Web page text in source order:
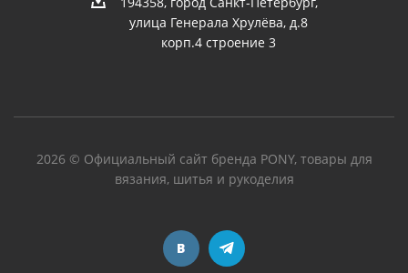
улица Генерала Хрулёва, д.8
корп.4 строение 3
2026 © Официальный сайт бренда PONY, товары для
вязания, шитья и рукоделия